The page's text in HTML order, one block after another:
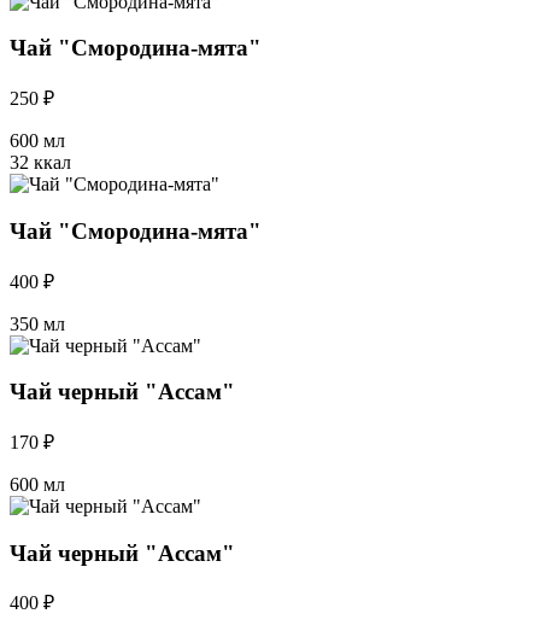
Чай "Смородина-мята"
250 ₽
600 мл
32 ккал
Чай "Смородина-мята"
400 ₽
350 мл
Чай черный "Ассам"
170 ₽
600 мл
Чай черный "Ассам"
400 ₽